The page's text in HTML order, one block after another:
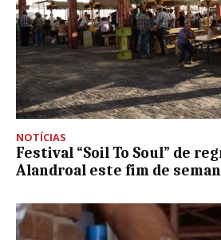
NOTÍCIAS
Festival “Soil To Soul” de
Alandroal este fim de